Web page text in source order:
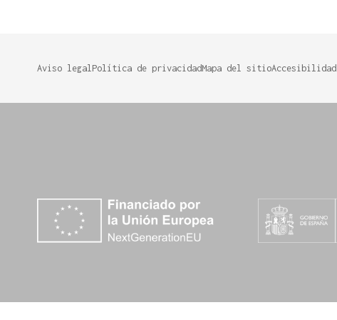
Aviso legal Política de privacidadMapa del sitioAccesibilidad